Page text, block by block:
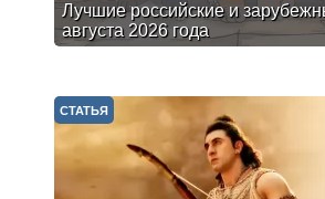
Лучшие российские и
августа 2026 года
СТАТЬЯ